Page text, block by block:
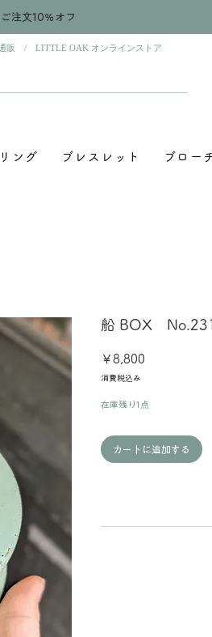
注文10％オフ
/ LITTLE OAK オンラインストア
リング ブレスレット ブロー
船 BOX
￥8,800
消費税込み
在庫残り1点
カートに追加する